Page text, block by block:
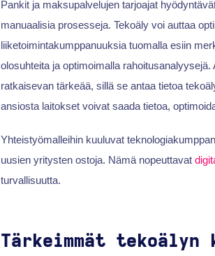
Pankit ja maksupalvelujen tarjoajat
manuaalisia prosesseja. Tekoäly voi auttaa
liiketoimintakumppanuuksia tuomalla esiin
olosuhteita ja optimoimalla
ratkaisevan tärkeää, sillä se antaa tietoa
ansiosta laitokset voivat saada tietoa,
Yhteistyömalleihin kuuluvat
uusien yritysten ostoja. Nämä nopeuttavat
turvallisuutta.
Tärkeimmät